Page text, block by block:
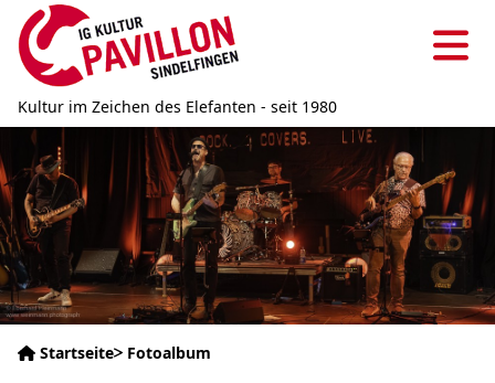
Direkt
zum
Inhalt
Kultur im Zeichen des Elefanten - seit 1980
Pfadnavigation
Startseite Fotoalbum